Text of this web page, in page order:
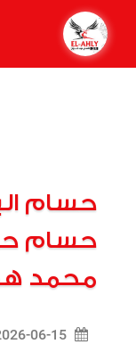
حسام
حسام
محمد
06-15 10:51:14